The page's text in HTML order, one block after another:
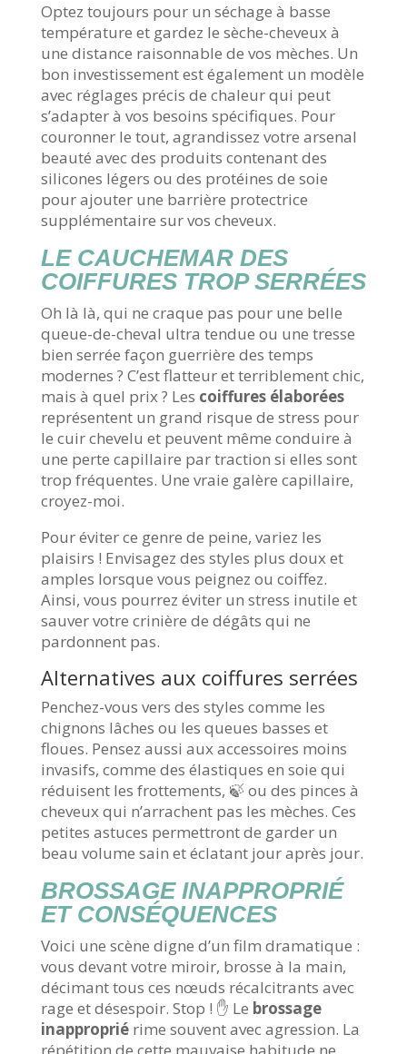
Optez toujours pour un séchage à basse
température et gardez le sèche-cheveux à
une distance raisonnable de vos mèches. Un
bon investissement est également un modèle
avec réglages précis de chaleur qui peut
s’adapter à vos besoins spécifiques. Pour
couronner le tout, agrandissez votre arsenal
beauté avec des produits contenant des
silicones légers ou des protéines de soie
pour ajouter une barrière protectrice
supplémentaire sur vos cheveux.
LE CAUCHEMAR DES
COIFFURES TROP SERRÉES
Oh là là, qui ne craque pas pour une belle
queue-de-cheval ultra tendue ou une tresse
bien serrée façon guerrière des temps
modernes ? C’est flatteur et terriblement chic,
mais à quel prix ? Les coiffures élaborées
représentent un grand risque de stress pour
le cuir chevelu et peuvent même conduire à
une perte capillaire par traction si elles sont
trop fréquentes. Une vraie galère capillaire,
croyez-moi.
Pour éviter ce genre de peine, variez les
plaisirs ! Envisagez des styles plus doux et
amples lorsque vous peignez ou coiffez.
Ainsi, vous pourrez éviter un stress inutile et
sauver votre crinière de dégâts qui ne
pardonnent pas.
Alternatives aux coiffures serrées
Penchez-vous vers des styles comme les
chignons lâches ou les queues basses et
floues. Pensez aussi aux accessoires moins
invasifs, comme des élastiques en soie qui
réduisent les frottements, 🍃 ou des pinces à
cheveux qui n’arrachent pas les mèches. Ces
petites astuces permettront de garder un
beau volume sain et éclatant jour après jour.
BROSSAGE INAPPROPRIÉ
ET CONSÉQUENCES
Voici une scène digne d’un film dramatique :
vous devant votre miroir, brosse à la main,
décimant tous ces nœuds récalcitrants avec
rage et désespoir. Stop ! ✋ Le brossage
inappropriérime souvent avec agression. La